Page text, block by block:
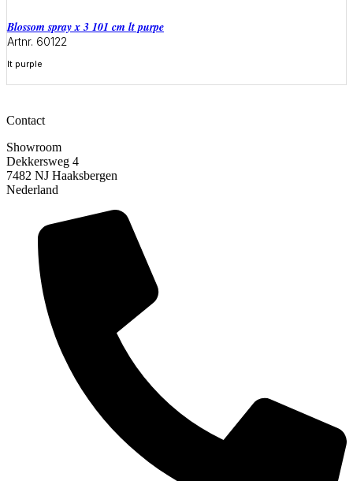
blossom spray x 3 101 cm lt purpe
Artnr. 60122
lt purple
Meer informatie
Contact
Showroom
Dekkersweg 4
7482 NJ Haaksbergen
Nederland